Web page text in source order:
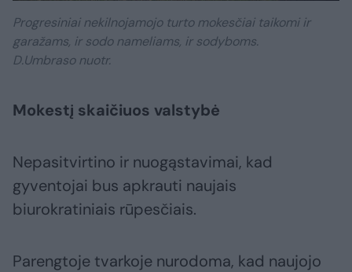
Progresiniai nekilnojamojo turto mokesčiai taikomi ir
garažams, ir sodo nameliams, ir sodyboms.
D.Umbraso nuotr.
Mokestį skaičiuos valstybė
Nepasitvirtino ir nuogąstavimai, kad
gyventojai bus apkrauti naujais
biurokratiniais rūpesčiais.
Parengtoje tvarkoje nurodoma, kad naujojo